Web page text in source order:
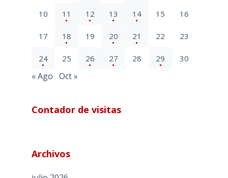
10 11 12 13 14 15 16
17 18 19 20 21 22 23
24 25 26 27 28 29 30
« Ago Oct »
Contador de visitas
Archivos